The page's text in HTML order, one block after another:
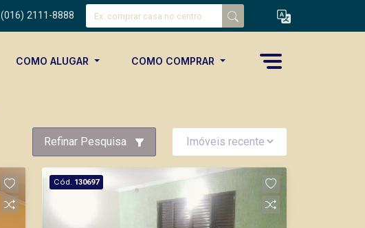
(016) 2111-8888
COMO ALUGAR COMO COMPRAR
Refinar Pesquisa
Cód. 130697